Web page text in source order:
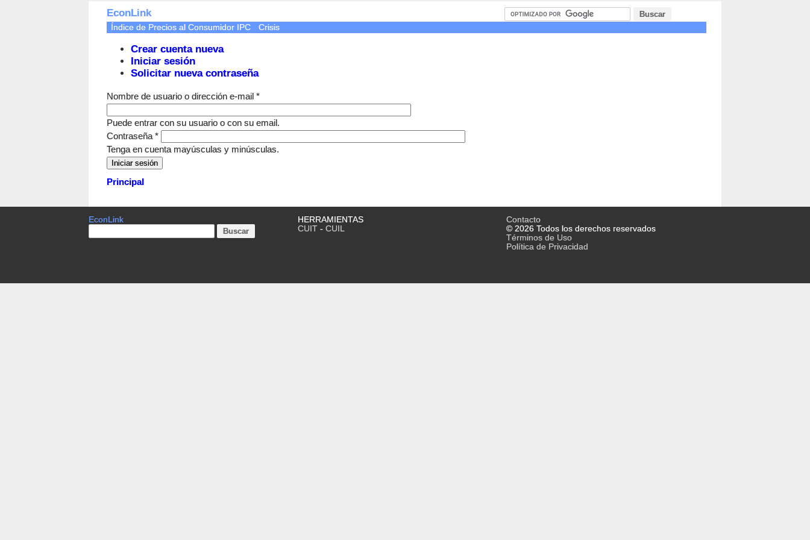
EconLink
Crear cuenta nueva
Iniciar sesión
Solicitar nueva contraseña
Índice de Precios al Consumidor IPC Crisis
Nombre de usuario o dirección e-mail *
Puede entrar con su usuario o con su email.
Contraseña *
Tenga en cuenta mayúsculas y minúsculas.
Principal
EconLink
HERRAMIENTAS
CUIT- CUIL
Contacto
© 2026 Todos los derechos reservados
Términos de Uso
Política de Privacidad